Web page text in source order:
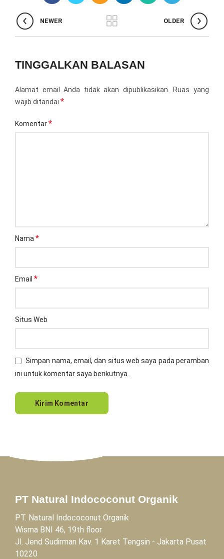
NEWER OLDER
TINGGALKAN BALASAN
Alamat email Anda tidak akan dipublikasikan.
Ruas yang
wajib ditandai *
Komentar*
Nama *
Email *
Situs Web
Simpan nama, email, dan situs web saya pada peramban
ini untuk komentar saya berikutnya.
PT Natural Indococonut Organik
PT. Natural Indococonut Organik
Wisma BNI 46, 19th floor
Jl. Jend Sudirman Kav. 1 Karet Tengsin - Jakarta Pusat
10220